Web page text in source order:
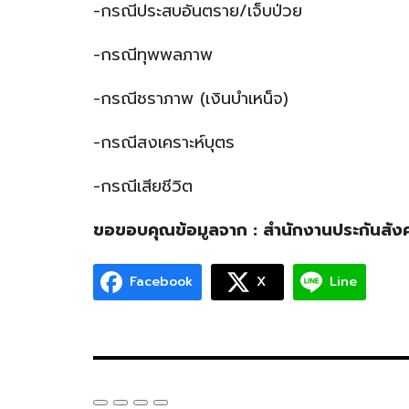
-กรณีประสบอันตราย/เจ็บป่วย
-กรณีทุพพลภาพ
-กรณีชราภาพ (เงินบำเหน็จ)
-กรณีสงเคราะห์บุตร
-กรณีเสียชีวิต
ขอขอบคุณข้อมูลจาก : สำนักงานประกันสัง
Facebook X Line